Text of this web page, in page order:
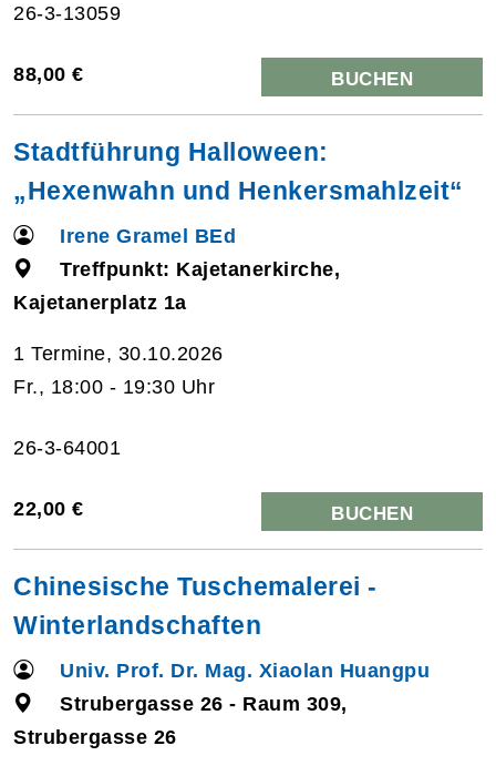
26-3-13059
88,00 € BUCHEN
Stadtführung Halloween:
„Hexenwahn und Henkersmahlzeit“
Irene Gramel BEd
Treffpunkt: Kajetanerkirche,
Kajetanerplatz 1a
1 Termine, 30.10.2026
Fr., 18:00 - 19:30 Uhr
26-3-64001
22,00 € BUCHEN
Chinesische Tuschemalerei -
Winterlandschaften
Univ. Prof. Dr. Mag. Xiaolan Huangpu
Strubergasse 26 - Raum 309,
Strubergasse 26